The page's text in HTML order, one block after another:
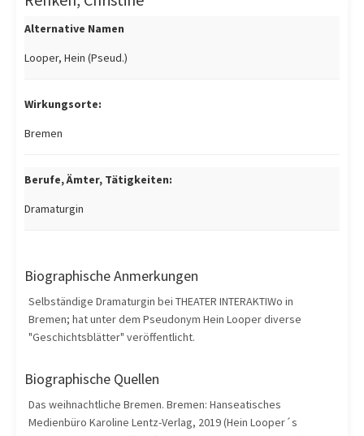
Alternative Namen
Looper, Hein (Pseud.)
Wirkungsorte:
Bremen
Berufe, Ämter, Tätigkeiten:
Dramaturgin
Biographische Anmerkungen
Selbständige Dramaturgin bei THEATER INTERAKTIWo in
Bremen; hat unter dem Pseudonym Hein Looper diverse
"Geschichtsblätter" veröffentlicht.
Biographische Quellen
Das weihnachtliche Bremen. Bremen: Hanseatisches
Medienbüro Karoline Lentz-Verlag, 2019 (Hein Looper´s